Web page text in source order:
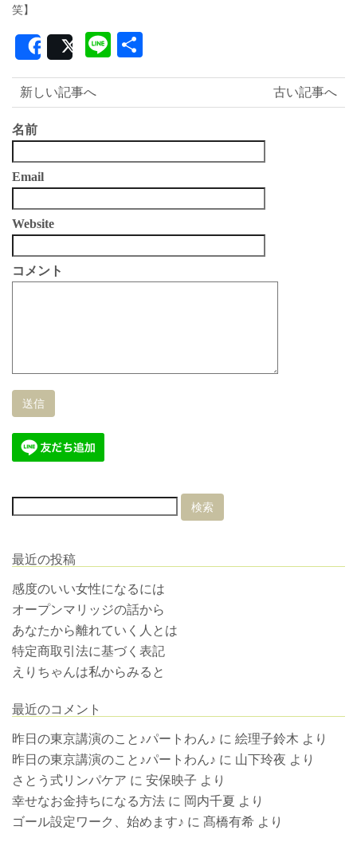
笑】
SharePost Line
有
古い記事へ
新しい記事へ
名前
Email
Website
コメント
最近の投稿
感度のいい女性になるには
オープンマリッジの話から
あなたから離れていく人とは
特定商取引法に基づく表記
えりちゃんは私からみると
最近のコメント
昨日の東京講演のこと♪パートわん♪ に 絵理子鈴木 より
昨日の東京講演のこと♪パートわん♪ に 山下玲夜 より
さとう式リンパケア に 安保映子 より
幸せなお金持ちになる方法 に 岡内千夏 より
ゴール設定ワーク、始めます♪ に 髙橋有希 より